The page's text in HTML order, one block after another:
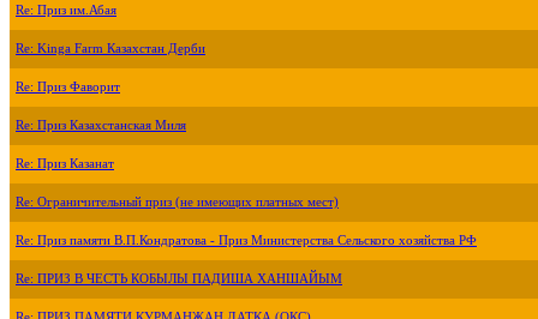
Re: Приз им.Абая
Re: Kinga Farm Казахстан Дерби
Re: Приз Фаворит
Re: Приз Казахстанская Миля
Re: Приз Казанат
Re: Ограничительный приз (не имеющих платных мест)
Re: Приз памяти В.П.Кондратова - Приз Министерства Сельского хозяйства РФ
Re: ПРИЗ В ЧЕСТЬ КОБЫЛЫ ПАДИША ХАНШАЙЫМ